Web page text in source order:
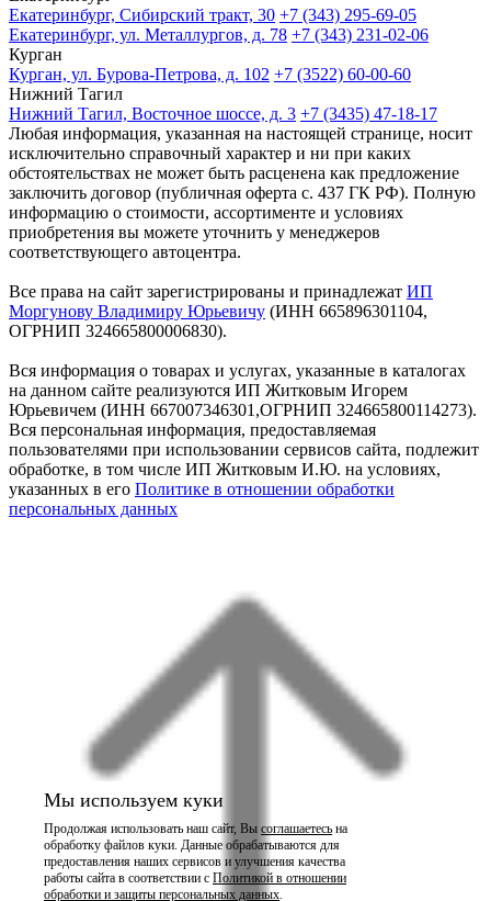
Екатеринбург, Сибирский тракт, 30 +7 (343) 295-69-05
Екатеринбург, ул. Металлургов, д. 78 +7 (343) 231-02-06
Курган
Курган, ул. Бурова-Петрова, д. 102 +7 (3522) 60-00-60
Нижний Тагил
Нижний Тагил, Восточное шоссе, д. 3 +7 (3435) 47-18-17
Любая информация, указанная на настоящей странице, носит
исключительно справочный характер и ни при каких
обстоятельствах не может быть расценена как предложение
заключить договор (публичная оферта с. 437 ГК РФ). Полную
информацию о стоимости, ассортименте и условиях
приобретения вы можете уточнить у менеджеров
соответствующего автоцентра.
Все права на сайт зарегистрированы и принадлежат ИП
Моргунову Владимиру Юрьевичу (ИНН 665896301104,
ОГРНИП 324665800006830).
Вся информация о товарах и услугах, указанные в каталогах
на данном сайте реализуются ИП Житковым Игорем
Юрьевичем (ИНН 667007346301,ОГРНИП 324665800114273).
Вся персональная информация, предоставляемая
пользователями при использовании сервисов сайта, подлежит
обработке, в том числе ИП Житковым И.Ю. на условиях,
указанных в его Политике в отношении обработки
персональных данных
Мы используем куки
Продолжая использовать наш сайт, Вы соглашаетесь на
обработку файлов куки. Данные обрабатываются для
предоставления наших сервисов и улучшения качества
работы сайта в соответствии с Политикой в отношении
обработки и защиты персональных данных.